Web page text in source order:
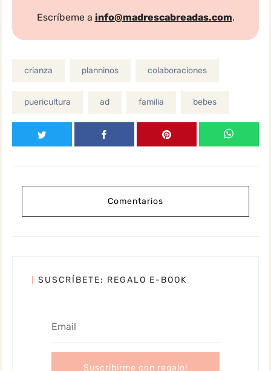
Escríbeme a info@madrescabreadas.com.
crianza planninos colaboraciones
puericultura ad familia bebes
Comentarios
SUSCRÍBETE: REGALO E-BOOK